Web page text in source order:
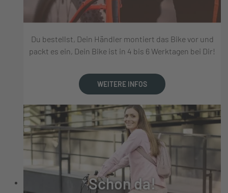
Du bestellst, Dein Händler montiert das Bike vor und
packt es ein, Dein Bike ist in 4 bis 6 Werktagen bei Dir!
WEITERE INFOS
Schon da!